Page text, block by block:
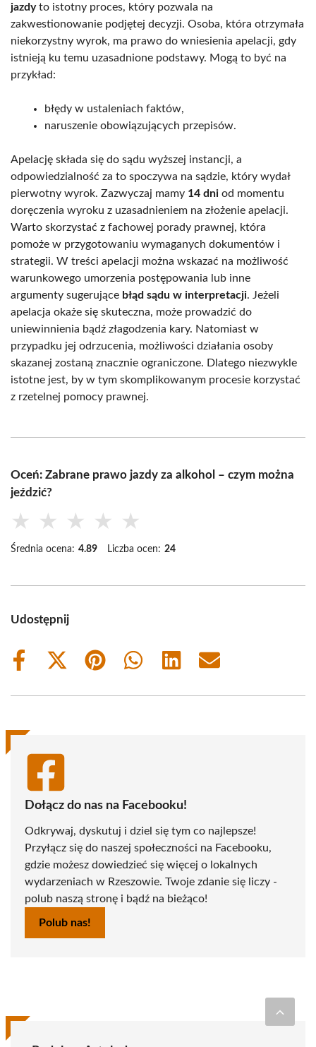
jazdyto istotny proces, który pozwala na
zakwestionowanie podjętej decyzji. Osoba, która otrzymała
niekorzystny wyrok, ma prawo do wniesienia apelacji, gdy
istnieją ku temu uzasadnione podstawy. Mogą to być na
przykład:
błędy w ustaleniach faktów,
naruszenie obowiązujących przepisów.
Apelację składa się do sądu wyższej instancji, a
odpowiedzialność za to spoczywa na sądzie, który wydał
pierwotny wyrok. Zazwyczaj mamy 14 dni od momentu
doręczenia wyroku z uzasadnieniem na złożenie apelacji.
Warto skorzystać z fachowej porady prawnej, która
pomoże w przygotowaniu wymaganych dokumentów i
strategii. W treści apelacji można wskazać na możliwość
warunkowego umorzenia postępowania lub inne
argumenty sugerujące błąd sądu w interpretacji. Jeżeli
apelacja okaże się skuteczna, może prowadzić do
uniewinnienia bądź złagodzenia kary. Natomiast w
przypadku jej odrzucenia, możliwości działania osoby
skazanej zostaną znacznie ograniczone. Dlatego niezwykle
istotne jest, by w tym skomplikowanym procesie korzystać
z rzetelnej pomocy prawnej.
Oceń: Zabrane prawo jazdy za alkohol – czym można
jeździć?
★ ★ ★ ★ ★
Średnia ocena: 4.89 Liczba ocen: 24
Udostępnij
Share
Share
(Twitter)
Share
Share
Share
Share
Dołącz do nas na Facebooku!
Odkrywaj, dyskutuj i dziel się tym co najlepsze!
Przyłącz się do naszej społeczności na Facebooku,
gdzie możesz dowiedzieć się więcej o lokalnych
wydarzeniach w Rzeszowie. Twoje zdanie się liczy -
polub naszą stronę i bądź na bieżąco!
Polub nas!